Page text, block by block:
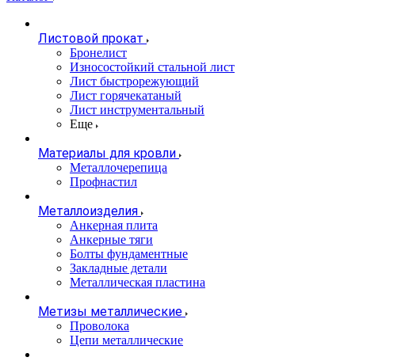
Листовой прокат
Бронелист
Износостойкий стальной лист
Лист быстрорежующий
Лист горячекатаный
Лист инструментальный
Еще
Материалы для кровли
Металлочерепица
Профнастил
Металлоизделия
Анкерная плита
Анкерные тяги
Болты фундаментные
Закладные детали
Металлическая пластина
Метизы металлические
Проволока
Цепи металлические